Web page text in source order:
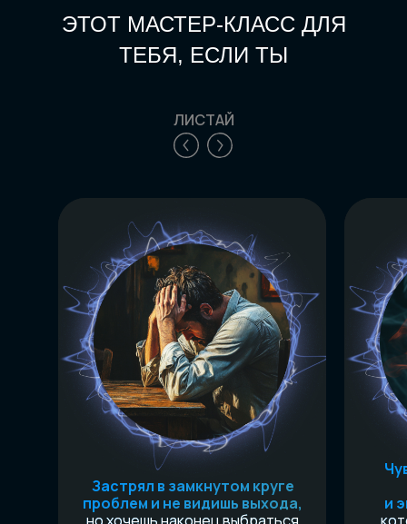
ЛИСТАЙ
ЭТОТ МАСТЕР-КЛАСС ДЛЯ
ТЕБЯ, ЕСЛИ ТЫ
Застрял в замкнутом круге
проблем и не видишь выхода,
и